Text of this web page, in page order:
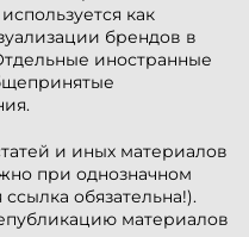
как
брендов в
иностранные
и иных материалов
при однозначном
обязательна!).
материалов